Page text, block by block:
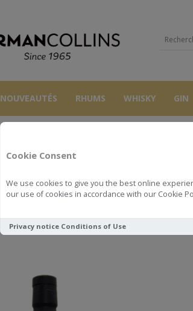
Cookie Consent
We use cookies to give you the best online
our use of cookies in accordance with our Cookie
Privacy notice Conditions of Use
NOUVEAUTÉS RHUMS WHISKY GIN
CAOL ILA 70 CL